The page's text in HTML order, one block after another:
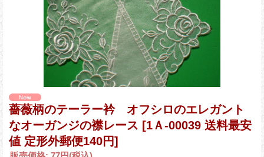
薔薇柄のテーラー衿 オフシロのエレガント
なオーガンジの襟レース [1Ａ-00039 送料最安
値 定形外郵便140円]